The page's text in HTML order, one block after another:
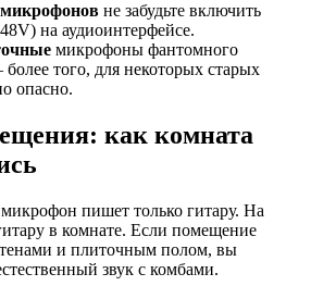
не забудьте включить
на аудиоинтерфейсе.
микрофоны фантомного
того, для некоторых старых
опасно.
как комната
пишет только гитару. На
в комнате. Если помещение
и плиточным полом, вы
звук с комбами.